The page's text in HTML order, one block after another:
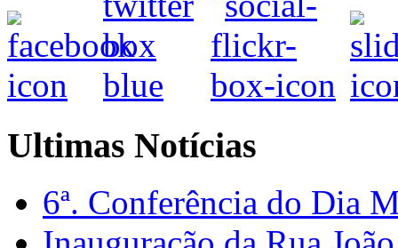
Ultimas Notícias
6ª. Conferência do Dia